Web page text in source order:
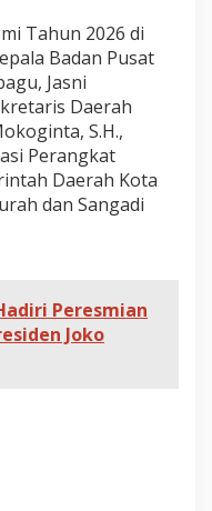
Tahun 2026 di
Badan Pusat
Jasni
Daerah
S.H.,
Perangkat
Daerah Kota
dan Sangadi
Peresmian
Joko